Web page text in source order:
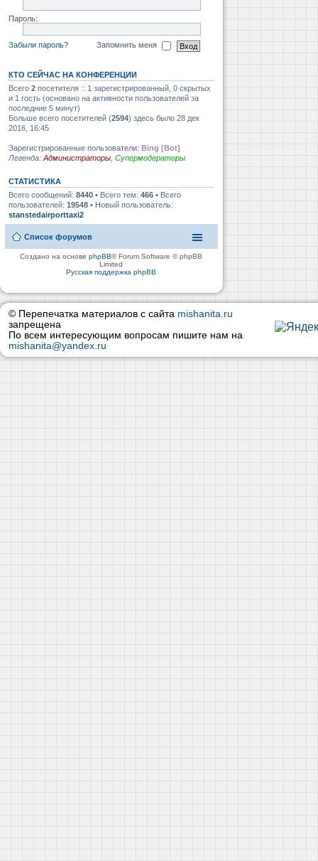
Пароль:
Забыли пароль? Запомнить меня
КТО СЕЙЧАС НА КОНФЕРЕНЦИИ
Всего 2 посетителя :: 1 зарегистрированный, 0 скрытых
и 1 гость (основано на активности пользователей за
последние 5 минут)
Больше всего посетителей (2594) здесь было 28 дек
2016, 16:45
Зарегистрированные пользователи: Bing [Bot]
Легенда: Администраторы Супермодераторы
СТАТИСТИКА
Всего сообщений: 8440 • Всего тем: 466 • Всего
пользователей: 19548 • Новый пользователь:
stanstedairporttaxi2
Список форумов
Создано на основеphpBB® Forum Software © phpBB
Limited
Русская поддержка phpBB
© Перепечатка материалов с сайта mishanita.ru
запрещена
По всем интересующим вопросам пишите нам на
mishanita@yandex.ru